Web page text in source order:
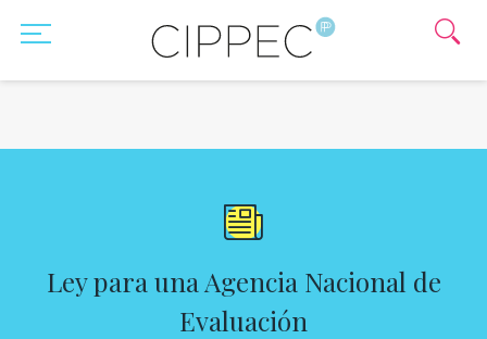
Ley para una Agencia Nacional de
Evaluación